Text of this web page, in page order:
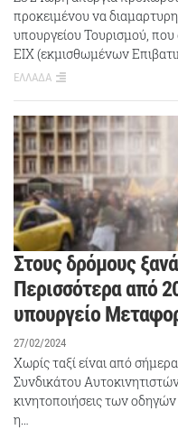
προκειμένου να
υπουργείου Τουρισμού, που
ΕΙΧ (εκμισθωμένων
ΕΛΛΑΔΑ
Στους δρόμους
Περισσότερα από
υπουργείο
27/02/2024
Χωρίς ταξί είναι από
Συνδικάτου Αυτοκινητιστών
κινητοποιήσεις των
η…